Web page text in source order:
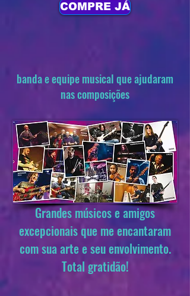
COMPRE JÁ
banda e equipe musical que ajudaram
nas composições
Grandes músicos e amigos
excepcionais que me encantaram
com sua arte e seu envolvimento.
Total gratidão!